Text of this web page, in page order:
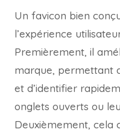
Un favicon bien
l’expérience
Premièrement, il
marque, permettant
et d’identifier
onglets ouverts ou
Deuxièmement, cela